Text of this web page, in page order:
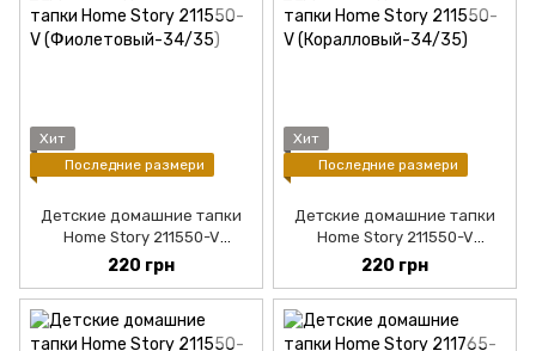
Хит
Последние размери
Детские домашние тапки
Home Story 211550-V
(Фиолетовый-34/35)
220 грн
Хит
Последние размери
Детские домашние тапки
Home Story 211550-V
(Коралловый-30/31)
220 грн